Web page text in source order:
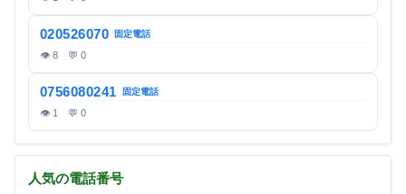
020526070 固定電話
👁 8 💬 0
0756080241 固定電話
👁 1 💬 0
人気の電話番号